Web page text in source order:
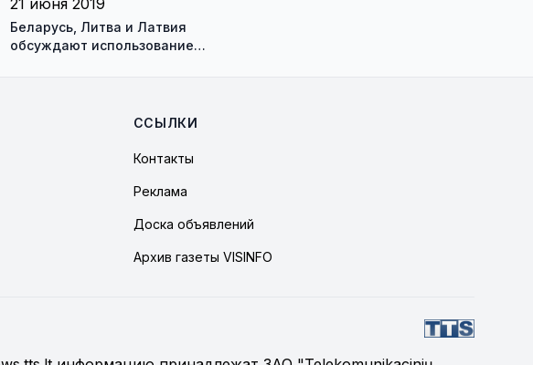
21 июня 2019
Беларусь, Литва и Латвия
обсуждают использование
ССЫЛКИ
Контакты
Реклама
Доска объявлений
Архив газеты VISINFO